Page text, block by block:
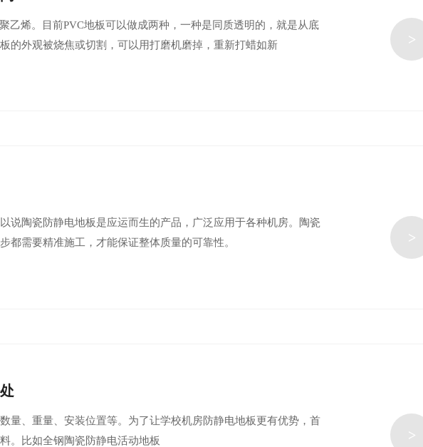
乙烯。目前PVC地板可以做成两种，一种是同质透明的，就是从底
的外观被烧焦或切割，可以用打磨机磨掉，重新打蜡如新
>
说陶瓷防静电地板是应运而生的产品，广泛应用于各种机房。陶瓷
都需要精准施工，才能保证整体质量的可靠性。
>
量、重量、安装位置等。为了让学校机房防静电地板更有优势，首
。比如全钢陶瓷防静电活动地板
>